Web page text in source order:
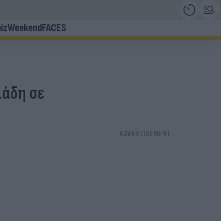
WeekendFACES
σε